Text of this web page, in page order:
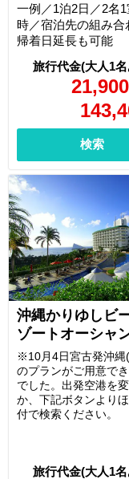
21,900
一例／1泊2日／2名
時／宿泊先の組み合
帰着日延長も可能
検索
沖縄かりゆしビ
ゾートオーシャ
※10月4日宮古発沖縄
のプランがご用意で
でした。出発空港を
か、下記ボタンより
付で検索ください。